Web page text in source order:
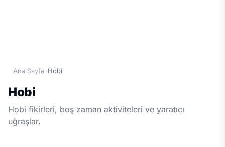
Ana Sayfa ›Hobi
Hobi
Hobi fikirleri, boş zaman aktiviteleri ve yaratıcı
uğraşlar.